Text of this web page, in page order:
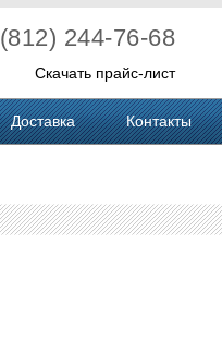
(812) 244-76-68
Скачать прайс-лист
Доставка Контакты